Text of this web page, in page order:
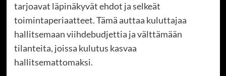
tarjoavat läpinäkyvät ehdot ja selkeät
toimintaperiaatteet. Tämä auttaa kuluttajaa
hallitsemaan viihdebudjettia ja välttämään
tilanteita, joissa kulutus kasvaa
hallitsemattomaksi.